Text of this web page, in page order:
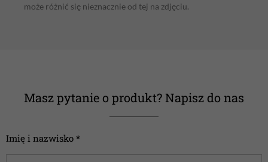
może różnić się nieznacznie od tej na zdjęciu.
Masz pytanie o produkt? Napisz do nas
Imię i nazwisko *